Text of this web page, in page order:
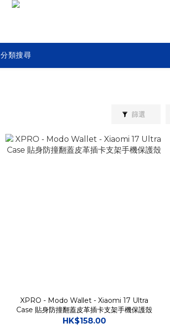
分類搜尋
篩選
XPRO - Modo Wallet - Xiaomi 17 Ultra
Case 貼身防撞翻蓋皮革插卡支架手機保護殼
HK$158.00